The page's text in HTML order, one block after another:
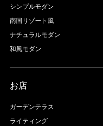
シンプルモダン
南国リゾート風
ナチュラルモダン
和風モダン
お店
ガーデンテラス
ライティング